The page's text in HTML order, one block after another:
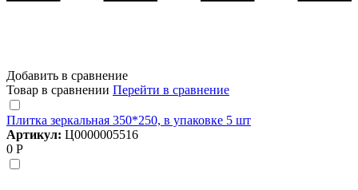
Добавить в сравнение
Товар в сравнении Перейти в сравнение
Плитка зеркальная 350*250, в упаковке 5 шт
Артикул: Ц0000005516
0 Р